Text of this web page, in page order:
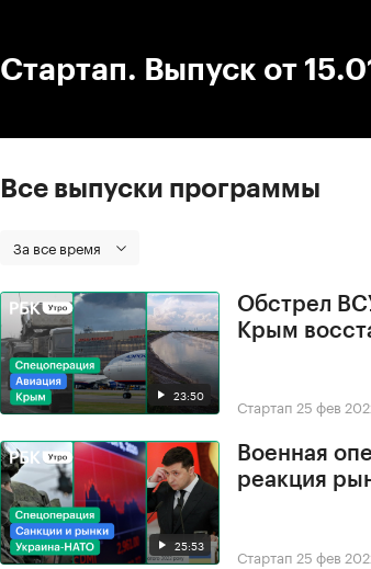
Стартап. Выпуск от
Все выпуски программы
За все время
23:50
Обстрел
Крым
Стартап 25 фев
25:53
Военная
реакция
Стартап 25 фев